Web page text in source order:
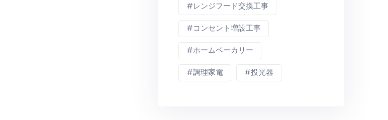
レンジフード交換工事
コンセント増設工事
ホームベーカリー
調理家電 投光器